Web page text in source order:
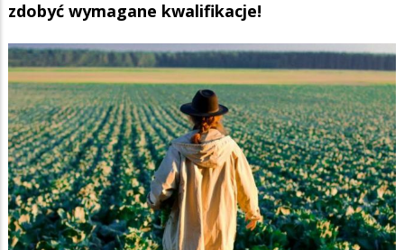
zdobyć wymagane kwalifikacje!